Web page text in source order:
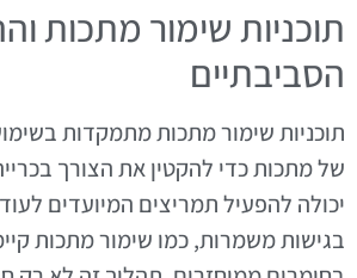
תוכניות שימור מתכות
הסביבתיים
תוכניות שימור מתכות מתמקדות
של מתכות כדי להקטין את הצורך
יכולה להפעיל תמריצים המיועדים
בגישות משמרות, כמו שימור מתכות